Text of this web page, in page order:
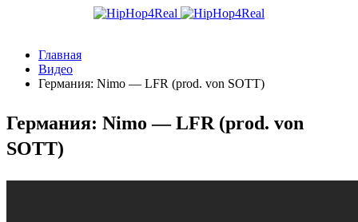
Главная
Видео
Германия: Nimo — LFR (prod. von SOTT)
Германия: Nimo — LFR (prod. von
SOTT)